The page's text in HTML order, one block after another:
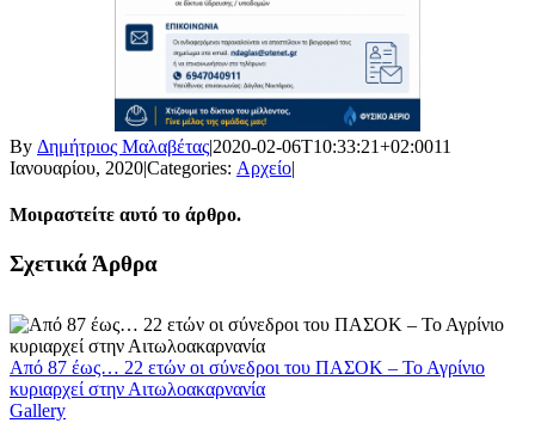
By Δημήτριος Μαλαβέτας|2020-02-06T10:33:21+02:0011
Ιανουαρίου, 2020|Categories: Αρχείο|
Μοιραστείτε αυτό το άρθρο.
Facebook
X
LinkedIn
WhatsApp
Email
Σχετικά Άρθρα
Από 87 έως… 22 ετών οι σύνεδροι του ΠΑΣΟΚ – Το Αγρίνιο
κυριαρχεί στην Αιτωλοακαρνανία
Gallery